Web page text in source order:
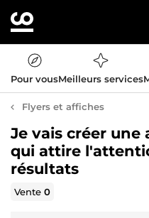
Pour vousMeilleurs services
Flyers et affiches
Je vais créer
qui attire
résultats
Vente0